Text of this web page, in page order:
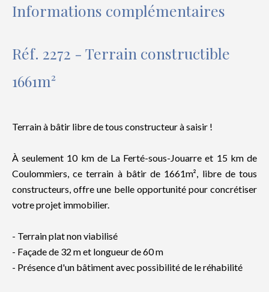
Informations complémentaires
Réf. 2272 - Terrain constructible
1661m²
Terrain à bâtir libre de tous constructeur à saisir !
À seulement 10 km de La Ferté-sous-Jouarre et 15 km de
Coulommiers, ce terrain à bâtir de 1661m², libre de tous
constructeurs, offre une belle opportunité pour concrétiser
votre projet immobilier.
- Terrain plat non viabilisé
- Façade de 32 m et longueur de 60 m
- Présence d'un bâtiment avec possibilité de le réhabilité